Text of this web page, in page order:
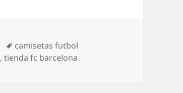
Etiquetas
camisetas futbol
,tienda fc barcelona